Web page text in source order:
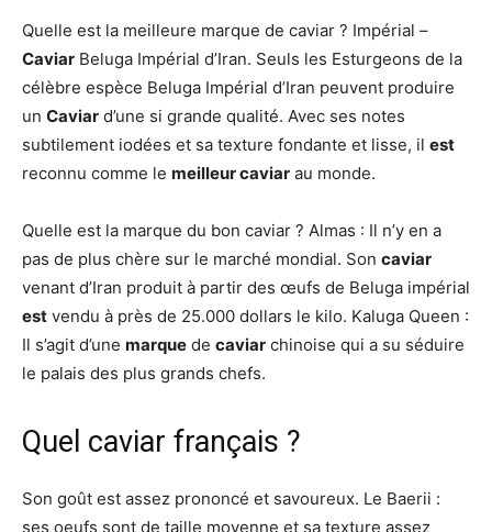
Quelle est la meilleure marque de caviar ? Impérial –
Caviar Beluga Impérial d’Iran. Seuls les Esturgeons de la
célèbre espèce Beluga Impérial d’Iran peuvent produire
un Caviar d’une si grande qualité. Avec ses notes
subtilement iodées et sa texture fondante et lisse, il est
reconnu comme le meilleur caviar au monde.
Quelle est la marque du bon caviar ? Almas : Il n’y en a
pas de plus chère sur le marché mondial. Son caviar
venant d’Iran produit à partir des œufs de Beluga impérial
est vendu à près de 25.000 dollars le kilo. Kaluga Queen :
Il s’agit d’une marque de caviar chinoise qui a su séduire
le palais des plus grands chefs.
Quel caviar français ?
Son goût est assez prononcé et savoureux. Le Baerii :
ses oeufs sont de taille moyenne et sa texture assez